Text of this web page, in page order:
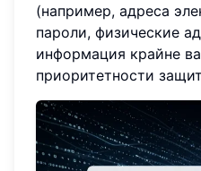
(например, адреса
пароли, физические
информация крайне
приоритетности